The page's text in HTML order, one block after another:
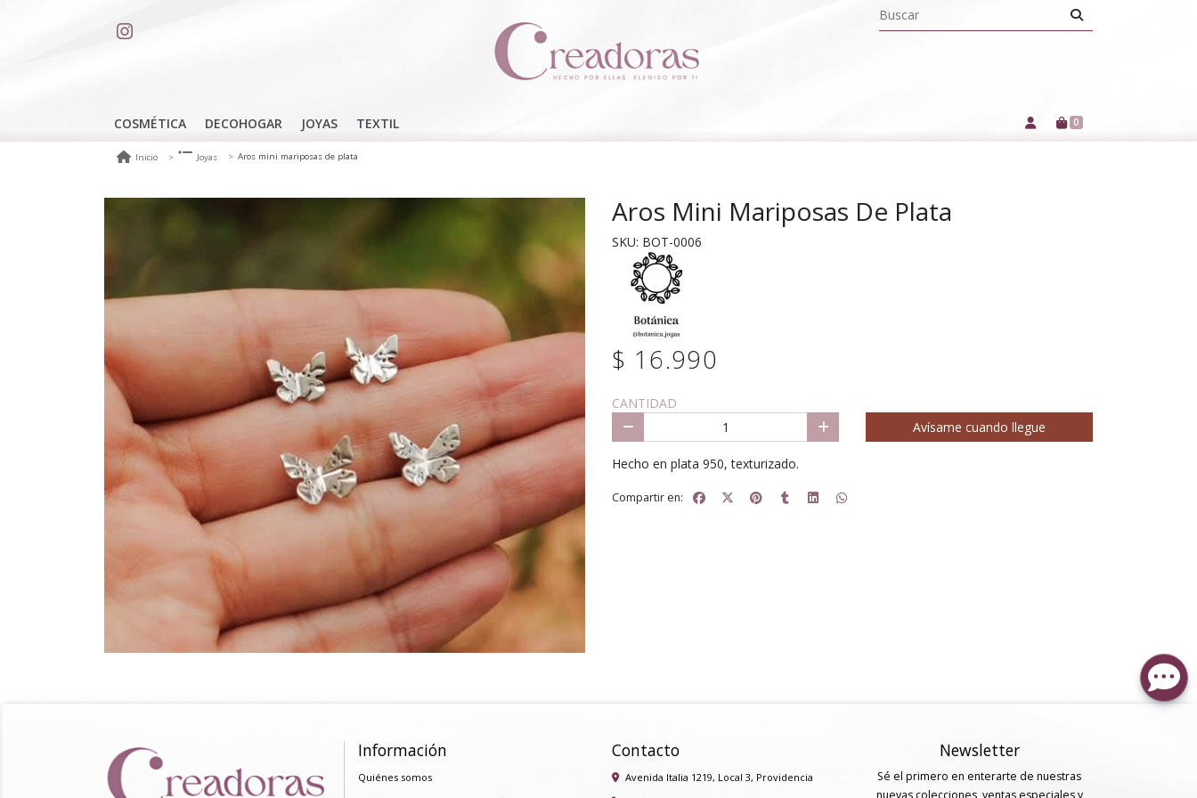
COSMÉTICA DECOHOGAR JOYAS TEXTIL 0
Inicio Joyas Aros mini mariposas de plata
Aros Mini Mariposas De Plata
SKU: BOT-0006
$ 16.990
CANTIDAD
Avísame cuando llegue
Hecho en plata 950, texturizado.
Compartir en:
Información
Quiénes somos
Contacto
Avenida Italia 1219, Local 3, Providencia
Newsletter
Sé el primero en enterarte de nuestras
nuevas colecciones, ventas especiales y